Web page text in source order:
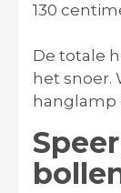
130
De totale
het snoer.